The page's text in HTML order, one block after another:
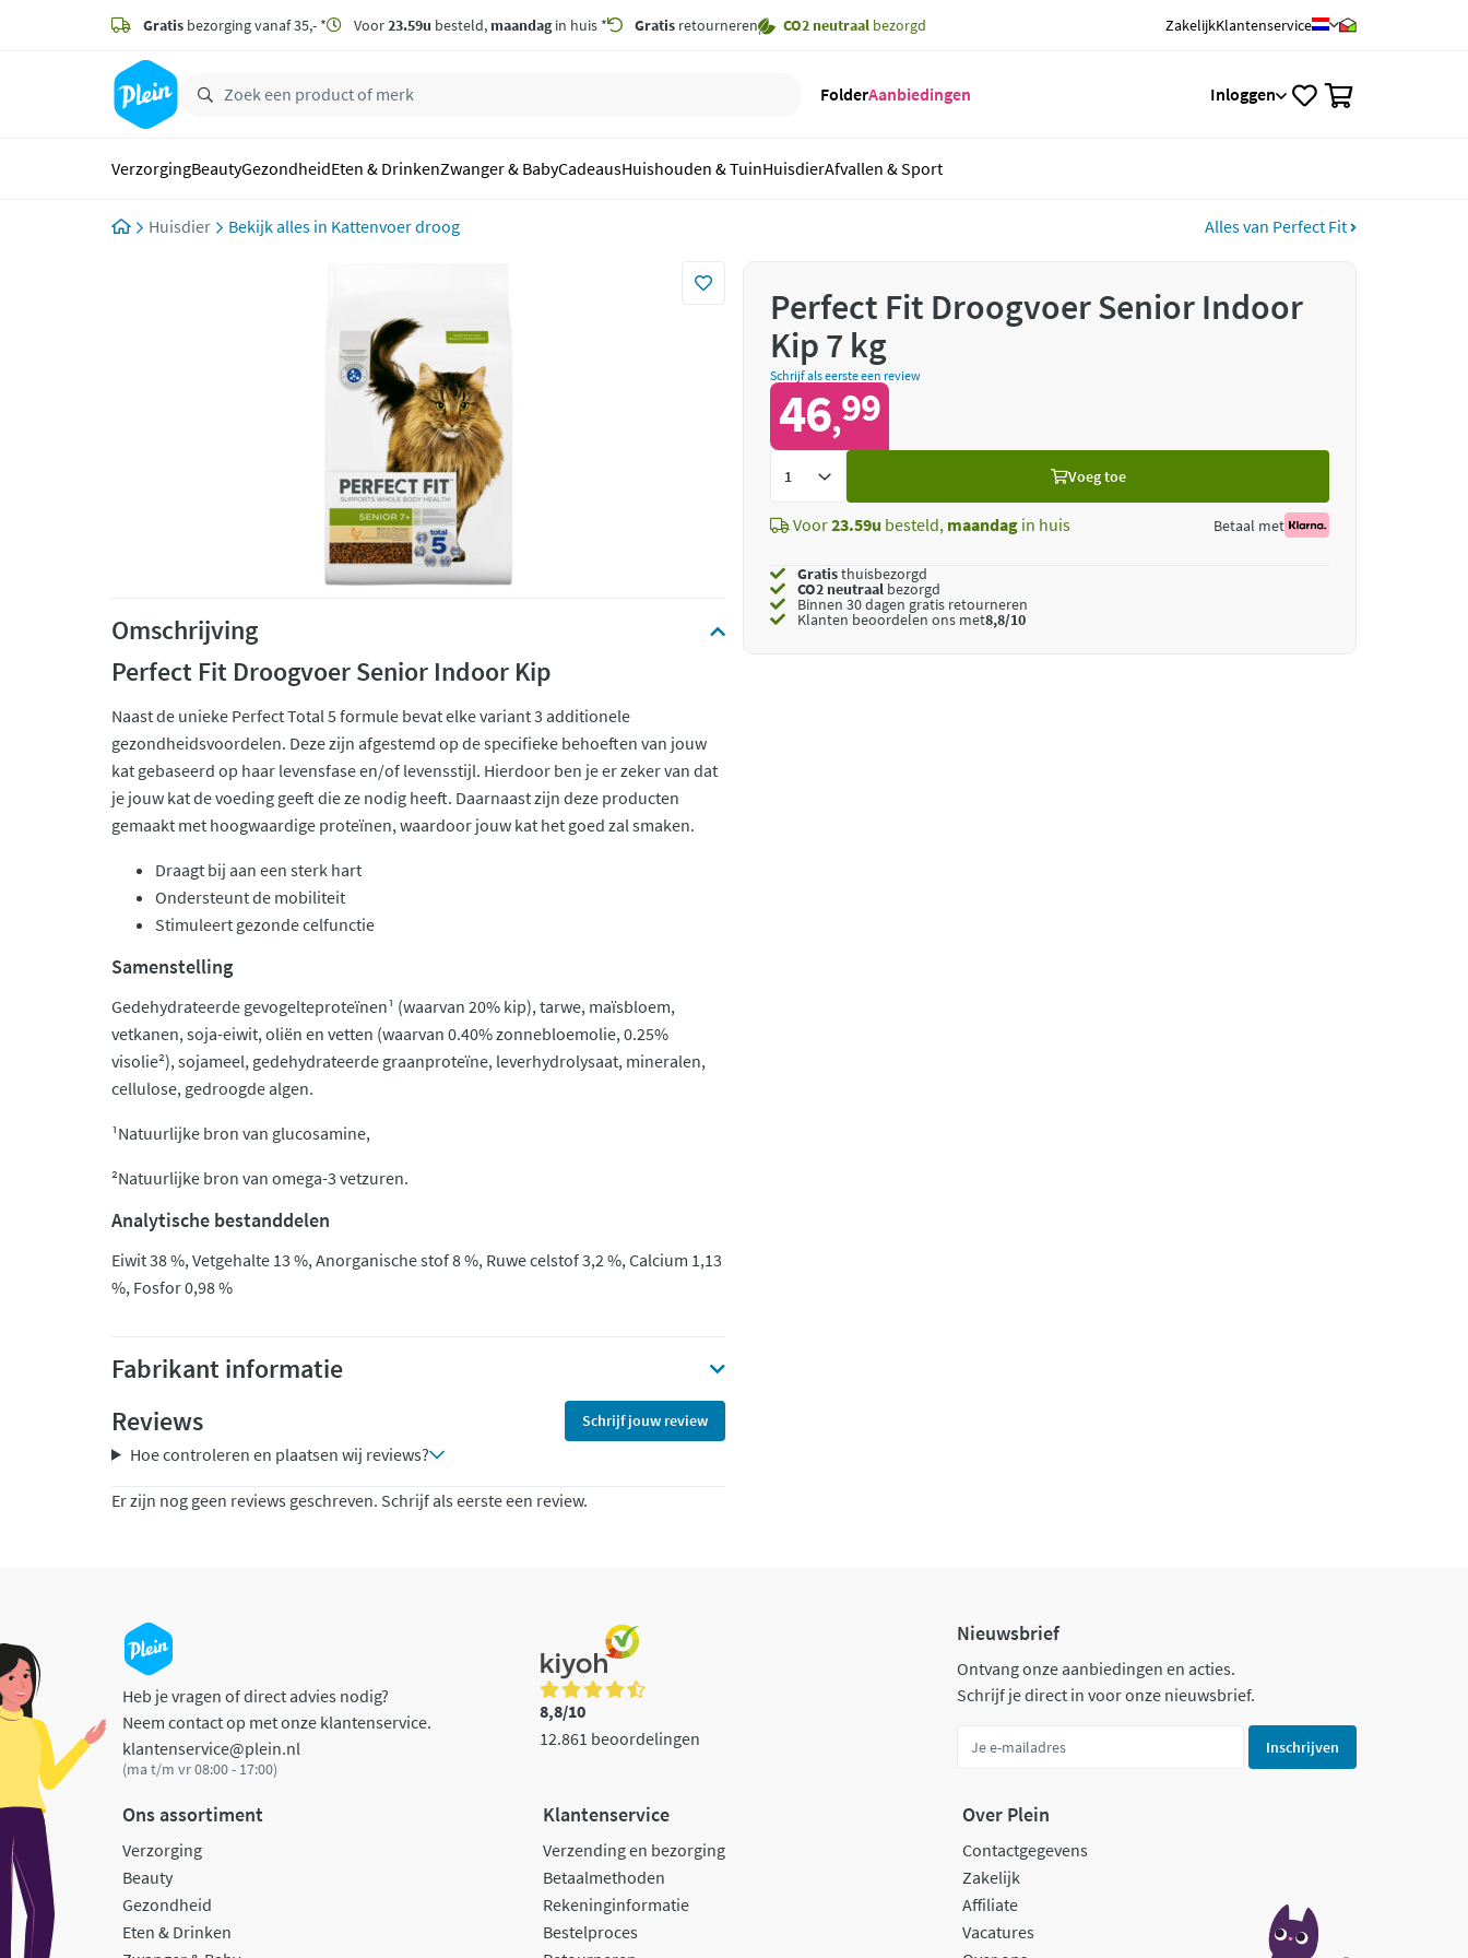
zoeken
hoofdinhoud
Gratis bezorging vanaf 35,- * Voor23.59u besteld, maandagin huis * Gratis retourneren CO2 neutraal bezorgd ZakelijkKlantenservice
FolderAanbiedingen Inloggen
VerzorgingBeautyGezondheidEten & DrinkenZwanger & BabyCadeausHuishouden & TuinHuisdierAfvallen & Sport
Huisdier Kattenvoer droog Alles van Perfect Fit
Omschrijving
Perfect Fit Droogvoer Senior Indoor Kip
Naast de unieke Perfect Total 5 formule bevat elke variant 3 additionele
gezondheidsvoordelen. Deze zijn afgestemd op de specifieke behoeften van jouw
kat gebaseerd op haar levensfase en/of levensstijl. Hierdoor ben je er zeker van dat
je jouw kat de voeding geeft die ze nodig heeft. Daarnaast zijn deze producten
gemaakt met hoogwaardige proteïnen, waardoor jouw kat het goed zal smaken.
Draagt bij aan een sterk hart
Ondersteunt de mobiliteit
Stimuleert gezonde celfunctie
Samenstelling
Gedehydrateerde gevogelteproteïnen¹ (waarvan 20% kip), tarwe, maïsbloem,
vetkanen, soja-eiwit, oliën en vetten (waarvan 0.40% zonnebloemolie, 0.25%
visolie²), sojameel, gedehydrateerde graanproteïne, leverhydrolysaat, mineralen,
cellulose, gedroogde algen.
¹Natuurlijke bron van glucosamine,
²Natuurlijke bron van omega-3 vetzuren.
Analytische bestanddelen
Eiwit 38 %, Vetgehalte 13 %, Anorganische stof 8 %, Ruwe celstof 3,2 %, Calcium 1,13
%, Fosfor 0,98 %
Fabrikant informatie
Reviews
Schrijf jouw review
Hoe controleren en plaatsen wij reviews?
Er zijn nog geen reviews geschreven. Schrijf als eerste een review.
Perfect Fit Droogvoer Senior Indoor
Kip 7 kg
Schrijf als eerste een review
46,99
Voeg toe
Voor23.59u besteld, maandag in huis Betaal met
Gratisthuisbezorgd
CO2 neutraal bezorgd
Binnen 30 dagen gratis retourneren
Klanten beoordelen ons met8,8/10
Heb je vragen of direct advies nodig?
Neem contact op met onze klantenservice.
klantenservice@plein.nl
(ma t/m vr 08:00 - 17:00)
8,8/10
12.861 beoordelingen
Nieuwsbrief
Ontvang onze aanbiedingen en acties.
Schrijf je direct in voor onze nieuwsbrief.
Inschrijven
Ons assortiment
Verzorging
Beauty
Gezondheid
Eten & Drinken
Klantenservice
Verzending en bezorging
Betaalmethoden
Rekeninginformatie
Bestelproces
Over Plein
Contactgegevens
Zakelijk
Affiliate
Vacatures